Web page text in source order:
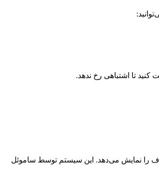
را نمایش می‌دهد. این سیستم توسط ساموئل